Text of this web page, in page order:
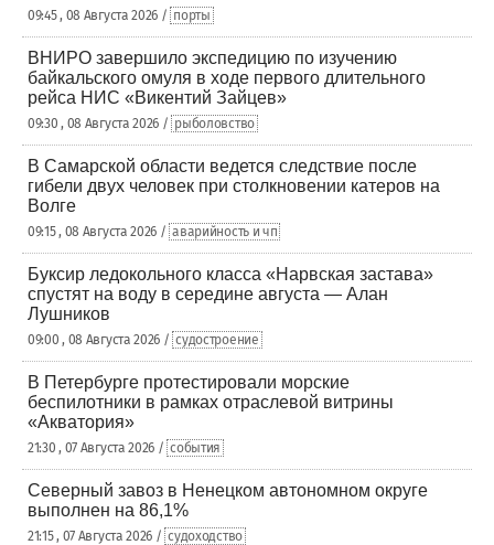
09:45 , 08 Августа 2026 / порты
ВНИРО завершило экспедицию по изучению
байкальского омуля в ходе первого длительного
рейса НИС «Викентий Зайцев»
09:30 , 08 Августа 2026 / рыболовство
В Самарской области ведется следствие после
гибели двух человек при столкновении катеров на
Волге
09:15 , 08 Августа 2026 / аварийность и чп
Буксир ледокольного класса «Нарвская застава»
спустят на воду в середине августа — Алан
Лушников
09:00 , 08 Августа 2026 / судостроение
В Петербурге протестировали морские
беспилотники в рамках отраслевой витрины
«Акватория»
21:30 , 07 Августа 2026 / события
Северный завоз в Ненецком автономном округе
выполнен на 86,1%
21:15 , 07 Августа 2026 / судоходство